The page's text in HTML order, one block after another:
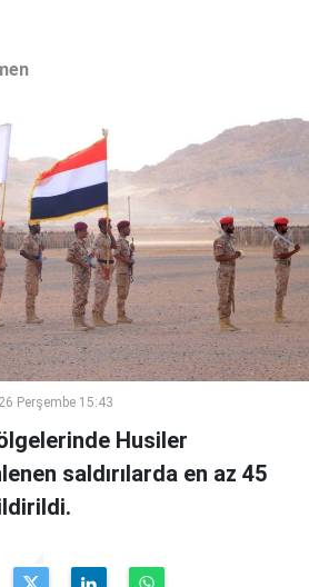
Perşembe 15:43
Husiler
saldırılarda en az 45